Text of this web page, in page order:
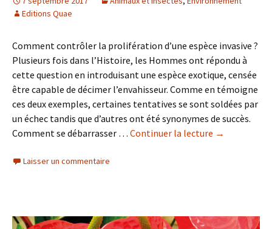
Editions Quae
Comment contrôler la prolifération d’une espèce invasive ?
Plusieurs fois dans l’Histoire, les Hommes ont répondu à
cette question en introduisant une espèce exotique, censée
être capable de décimer l’envahisseur. Comme en témoigne
ces deux exemples, certaines tentatives se sont soldées par
un échec tandis que d’autres ont été synonymes de succès.
Comment se débarrasser … Continuer la lecture de
→
Laisser un commentaire